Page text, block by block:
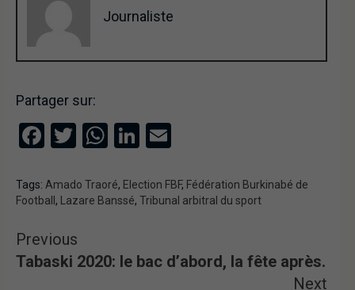
Journaliste
Partager sur:
Facebook
TwitterWhatsApp
LinkedIn
Tags: Amado Traoré, Election FBF, Fédération Burkinabé de
Football , Lazare Banssé, Tribunal arbitral du sport
Previous
Tabaski 2020: le bac d’abord, la fête après.
Next